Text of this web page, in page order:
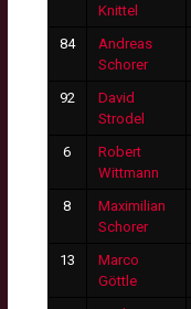
Knittel
84
Andreas
Schorer
92
David
Strodel
6
Robert
Wittmann
8
Maximilian
Schorer
13
Marco
Göttle